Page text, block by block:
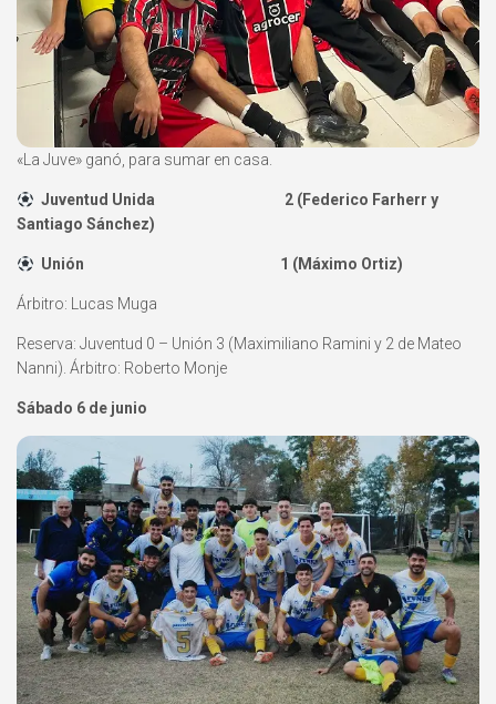
«La Juve» ganó, para sumar en casa.
Juventud Unida 2 (Federico Farherr y
Santiago Sánchez)
Unión 1 (Máximo Ortiz)
Árbitro: Lucas Muga
Reserva: Juventud 0 – Unión 3 (Maximiliano Ramini y 2 de Mateo
Nanni). Árbitro: Roberto Monje
Sábado 6 de junio